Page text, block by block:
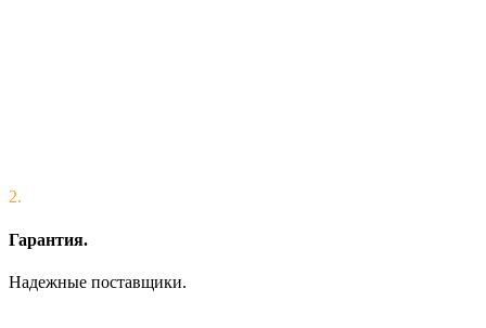
2.
Гарантия.
Надежные поставщики.